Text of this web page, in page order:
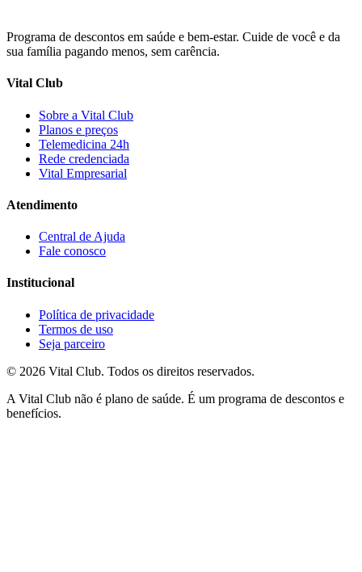
Programa de descontos em saúde e bem-estar. Cuide de você e da
sua família pagando menos, sem carência.
Vital Club
Sobre a Vital Club
Planos e preços
Telemedicina 24h
Rede credenciada
Vital Empresarial
Atendimento
Central de Ajuda
Fale conosco
Institucional
Política de privacidade
Termos de uso
Seja parceiro
© 2026 Vital Club. Todos os direitos reservados.
A Vital Club não é plano de saúde. É um programa de descontos e
benefícios.